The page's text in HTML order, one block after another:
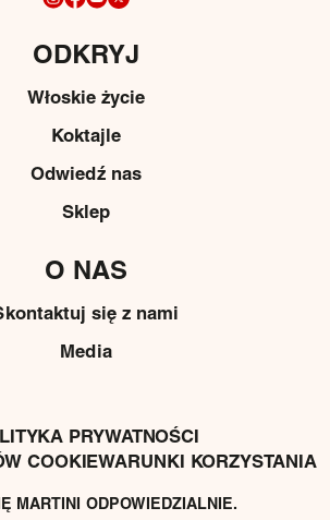
ODKRYJ
Włoskie życie
Koktajle
Odwiedź nas
Sklep
O NAS
się z nami
Media
PRYWATNOŚCI
COOKIEWARUNKI KORZYSTANIA
MARTINI ODPOWIEDZIALNIE.